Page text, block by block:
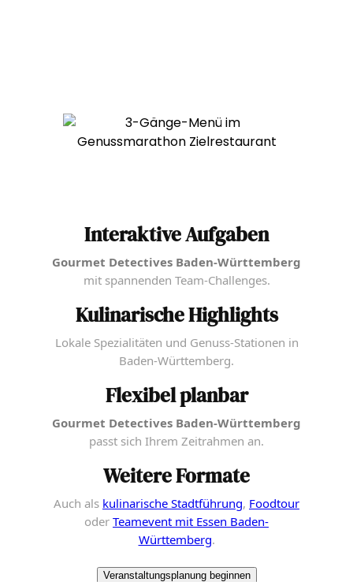
Interaktive Aufgaben
Gourmet Detectives Baden-Württemberg
mit spannenden Team-Challenges.
Kulinarische Highlights
Lokale Spezialitäten und Genuss-Stationen in
Baden-Württemberg.
Flexibel planbar
Gourmet Detectives Baden-Württemberg
passt sich Ihrem Zeitrahmen an.
Weitere Formate
Auch als kulinarische Stadtführung, Foodtour
oder Teamevent mit Essen Baden-
Württemberg.
Veranstaltungsplanung beginnen